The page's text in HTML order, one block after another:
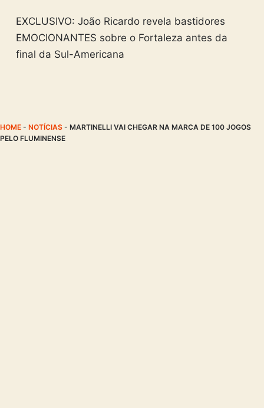
EXCLUSIVO: João Ricardo revela bastidores
EMOCIONANTES sobre o Fortaleza antes da
final da Sul-Americana
HOME - NOTÍCIAS - MARTINELLI VAI CHEGAR NA MARCA DE 100 JOGOS
PELO FLUMINENSE